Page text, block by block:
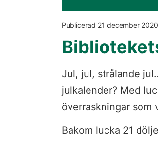
Publicerad 21 december 2020
Jul, jul, strålande
julkalender? Med
överraskningar som
Bakom lucka 21